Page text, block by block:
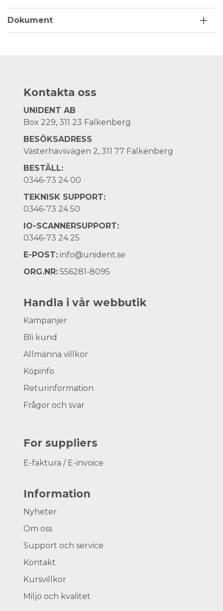
Dokument
Kontakta oss
UNIDENT AB
Box 229, 311 23 Falkenberg
BESÖKSADRESS
Västerhavsvägen 2, 311 77 Falkenberg
BESTÄLL:
0346-73 24 00
TEKNISK SUPPORT:
0346-73 24 50
IO-SCANNERSUPPORT:
0346-73 24 25
E-POST: info@unident.se
ORG.NR: 556281-8095
Handla i vår webbutik
Kampanjer
Bli kund
Allmänna villkor
Köpinfo
Returinformation
Frågor och svar
For suppliers
E-faktura / E-invoice
Information
Nyheter
Om oss
Support och service
Kontakt
Kursvillkor
Miljö och kvalitet